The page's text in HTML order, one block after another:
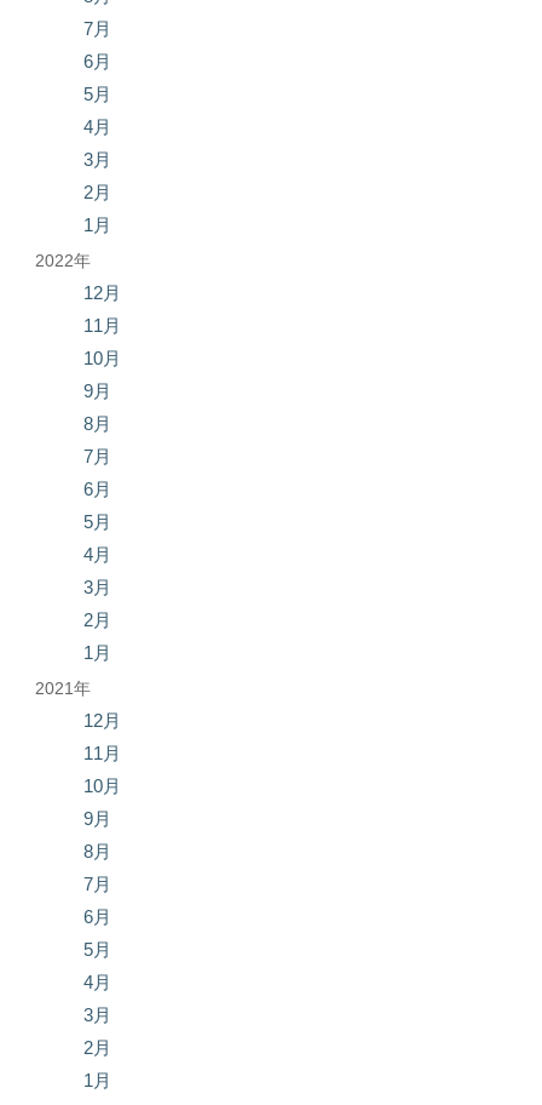
7月
6月
5月
4月
3月
2月
1月
2022年
12月
11月
10月
9月
8月
7月
6月
5月
4月
3月
2月
1月
2021年
12月
11月
10月
9月
8月
7月
6月
5月
4月
3月
2月
1月